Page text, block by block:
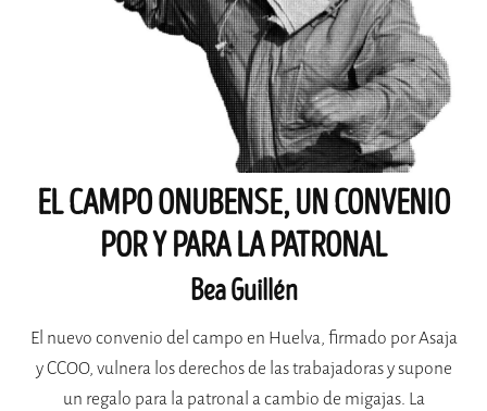
EL CAMPO ONUBENSE, UN CONVENIO
POR Y PARA LA PATRONAL
Bea Guillén
El nuevo convenio del campo en Huelva, firmado por Asaja
y CCOO, vulnera los derechos de las trabajadoras y supone
un regalo para la patronal a cambio de migajas. La